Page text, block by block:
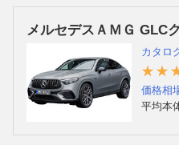
メルセデスＡＭＧ GLC
カタロ
価格相
平均本